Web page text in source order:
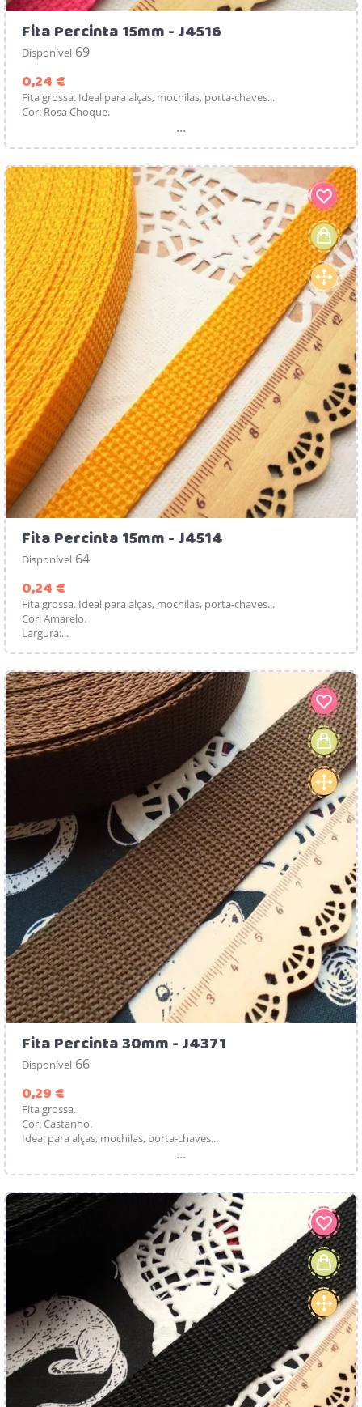
Fita Percinta 15mm - J4516
Disponível 69
0,24 €
Fita grossa. Ideal para alças, mochilas, porta-chaves...
Cor: Rosa Choque.
...
Fita Percinta 15mm - J4514
Disponível 64
0,24 €
Fita grossa. Ideal para alças, mochilas, porta-chaves...
Cor: Amarelo.
Largura:...
Fita Percinta 30mm - J4371
Disponível 66
0,29 €
Fita grossa.
Cor: Castanho.
Ideal para alças, mochilas, porta-chaves...
...